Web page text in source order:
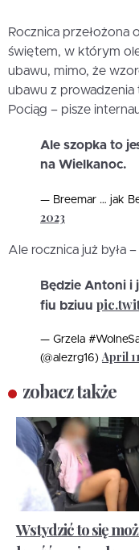
Rocznica przełożona
świętem, w którym
ubawu, mimo, że
ubawu z prowadzenia
Pociąg – pisze
Ale szopka to
na Wielkanoc.
— Breemar … jak
2023
Ale rocznica już była
Będzie Antoni i
fiu bziuu
— Grzela
(@alezrg16)April
zobacz także
Wstydzić to się